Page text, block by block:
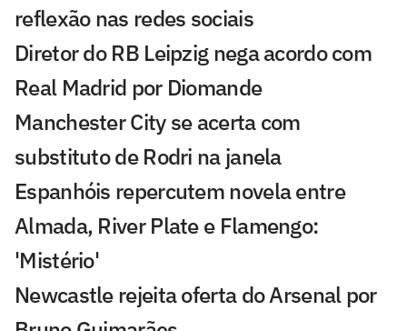
reflexão nas redes sociais
Diretor do RB Leipzig nega acordo com
Real Madrid por Diomande
Manchester City se acerta com
substituto de Rodri na janela
Espanhóis repercutem novela entre
Almada, River Plate e Flamengo:
'Mistério'
Newcastle rejeita oferta do Arsenal por